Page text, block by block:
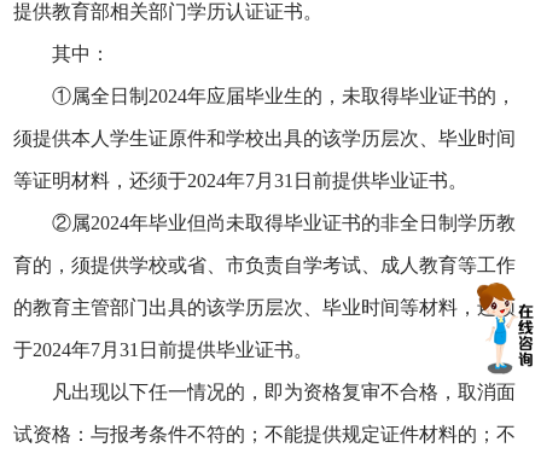
提供教育部相关部门学历认证证书。
其中：
①属全日制2024年应届毕业生的，未取得毕业证书的，
须提供本人学生证原件和学校出具的该学历层次、毕业时间
等证明材料，还须于2024年7月31日前提供毕业证书。
②属2024年毕业但尚未取得毕业证书的非全日制学历教
育的，须提供学校或省、市负责自学考试、成人教育等工作
的教育主管部门出具的该学历层次、毕业时间等材料，还须
于2024年7月31日前提供毕业证书。
凡出现以下任一情况的，即为资格复审不合格，取消面
试资格：与报考条件不符的；不能提供规定证件材料的；不